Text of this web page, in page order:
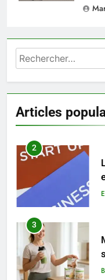
Rechercher :
Articles
2
3
4